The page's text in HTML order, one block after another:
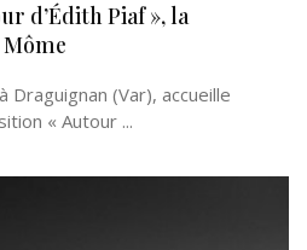
d’Édith Piaf », la
Draguignan (Var), accueille
« Autour ...